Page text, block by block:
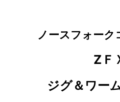
ノースフォーク
ZＦ
ジグ＆ワー